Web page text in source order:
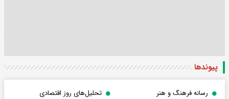
پیوندها
رسانه فرهنگ و هنر
تحلیل‌های روز اقتصادی